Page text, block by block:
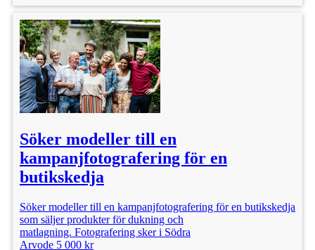
Söker modeller till en
kampanjfotografering för en
butikskedja
Söker modeller till en kampanjfotografering för en butikskedja
som säljer produkter för dukning och
matlagning. Fotografering sker i Södra
Arvode 5 000 kr